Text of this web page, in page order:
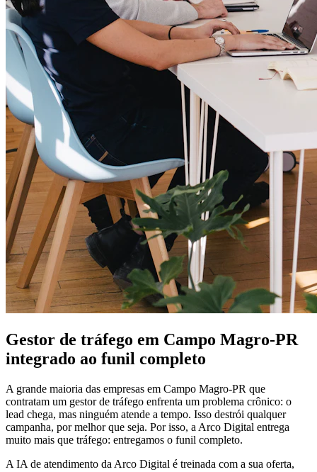
Gestor de tráfego em Campo Magro-PR
integrado ao funil completo
A grande maioria das empresas em Campo Magro-PR que
contratam um gestor de tráfego enfrenta um problema crônico: o
lead chega, mas ninguém atende a tempo. Isso destrói qualquer
campanha, por melhor que seja. Por isso, a Arco Digital entrega
muito mais que tráfego: entregamos o funil completo.
A IA de atendimento da Arco Digital é treinada com a sua oferta,